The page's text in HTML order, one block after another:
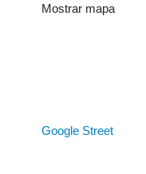
Mostrar mapa
Google Street